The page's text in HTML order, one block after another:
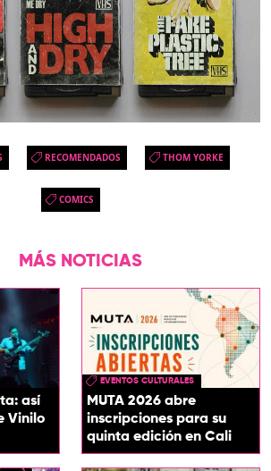
RECOMENDADOS THOM YORKE
COMICS
MÁS NOTICIAS
así
Vinilo
EVENTOS CULTURALES
MUTA 2026 abre
inscripciones para su
quinta edición en Cali